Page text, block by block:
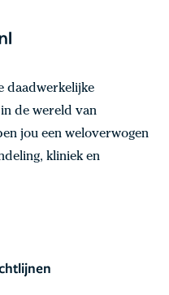
daadwerkelijke
de wereld van
jou een weloverwogen
kliniek en